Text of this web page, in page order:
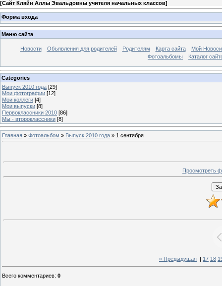
[Сайт Кляйн Аллы Эвальдовны учителя начальных классов]
Форма входа
Меню сайта
Новости Объявления для родителей Родителям Карта сайта
Мой
Фотоальбомы
Каталог
Categories
Выпуск 2010 года [29]
Мои фотографии [12]
Мои коллеги [4]
Мои выпуски [8]
Первоклассники 2010 [86]
Мы - второклассники [8]
Главная » Фотоальбом » Выпуск 2010 года » 1 сентября
Просмотреть
« Предыдущая 17 18
Всего комментариев: 0